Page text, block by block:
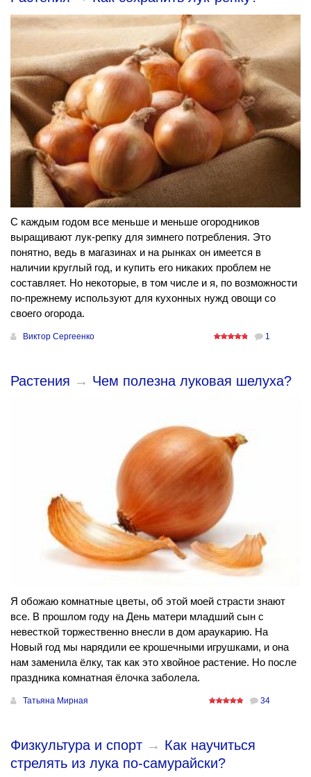
С каждым годом все меньше и меньше огородников
выращивают лук-репку для зимнего потребления. Это
понятно, ведь в магазинах и на рынках он имеется в
наличии круглый год, и купить его никаких проблем не
составляет. Но некоторые, в том числе и я, по возможности
по-прежнему используют для кухонных нужд овощи со
своего огорода.
Виктор Сергеенко 1
Растения → Чем полезна луковая шелуха?
Я обожаю комнатные цветы, об этой моей страсти знают
все. В прошлом году на День матери младший сын с
невесткой торжественно внесли в дом араукарию. На
Новый год мы нарядили ее крошечными игрушками, и она
нам заменила ёлку, так как это хвойное растение. Но после
праздника комнатная ёлочка заболела.
Татьяна Мирная 34
Физкультура и спорт → Как научиться
стрелять из лука по-самурайски?